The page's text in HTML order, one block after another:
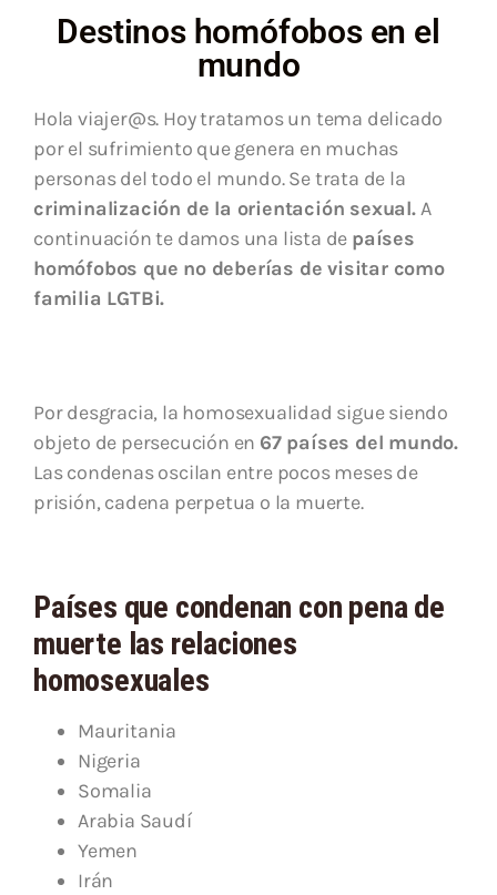
Destinos homófobos en el
mundo
Hola viajer@s. Hoy tratamos un tema delicado
por el sufrimiento que genera en muchas
personas del todo el mundo. Se trata de la
criminalización de la orientación sexual.A
continuación te damos una lista de países
homófobos que no deberías de visitar como
familia LGTBi.
Por desgracia, la homosexualidad sigue siendo
objeto de persecución en 67 países del mundo.
Las condenas oscilan entre pocos meses de
prisión, cadena perpetua o la muerte.
Países que condenan con pena de
muerte las relaciones
homosexuales
Mauritania
Nigeria
Somalia
Arabia Saudí
Yemen
Irán